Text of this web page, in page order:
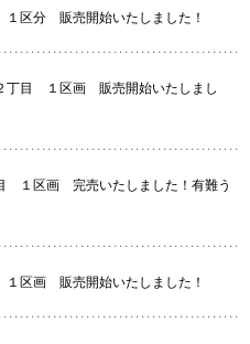
区分 販売開始いたしました！
丁目 １区画 販売開始いたしまし
１区画 完売いたしました！有難う
区画 販売開始いたしました！